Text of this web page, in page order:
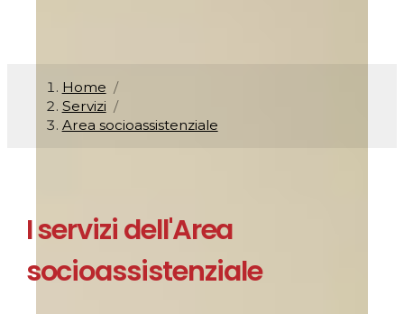
Home /
Servizi /
Area socioassistenziale
I servizi dell'Area
socioassistenziale